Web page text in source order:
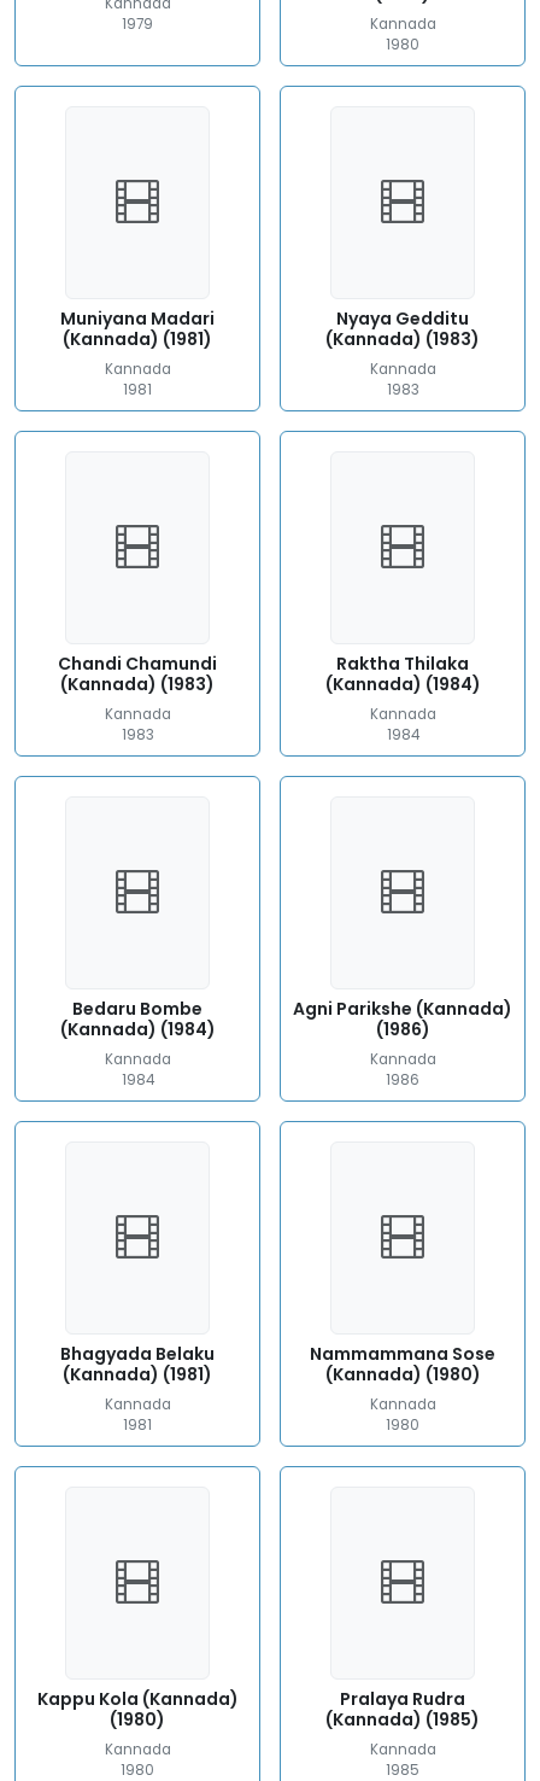
1979
Kannada
1980
Muniyana Madari
(Kannada) (1981)
Kannada
1981
Nyaya Gedditu
(Kannada) (1983)
Kannada
1983
Chandi Chamundi
(Kannada) (1983)
Kannada
1983
Raktha Thilaka
(Kannada) (1984)
Kannada
1984
Bedaru Bombe
(Kannada) (1984)
Kannada
1984
Agni Parikshe (Kannada)
(1986)
Kannada
1986
Bhagyada Belaku
(Kannada) (1981)
Kannada
1981
Nammammana Sose
(Kannada) (1980)
Kannada
1980
Kappu Kola (Kannada)
(1980)
Kannada
1980
Pralaya Rudra
(Kannada) (1985)
Kannada
1985